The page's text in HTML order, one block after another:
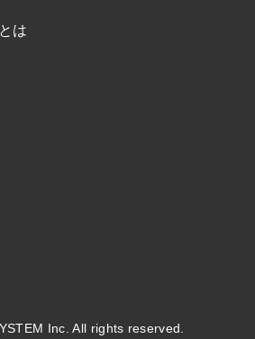
は
Inc. All rights reserved.